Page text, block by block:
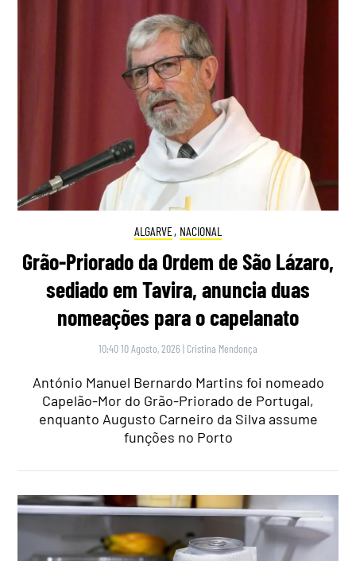
ALGARVE, NACIONAL
Grão-Priorado da Ordem de São Lázaro,
sediado em Tavira, anuncia duas
nomeações para o capelanato
10:40 10 Agosto, 2026 | Cristina Mendonça
António Manuel Bernardo Martins foi nomeado
Capelão-Mor do Grão-Priorado de Portugal,
enquanto Augusto Carneiro da Silva assume
funções no Porto